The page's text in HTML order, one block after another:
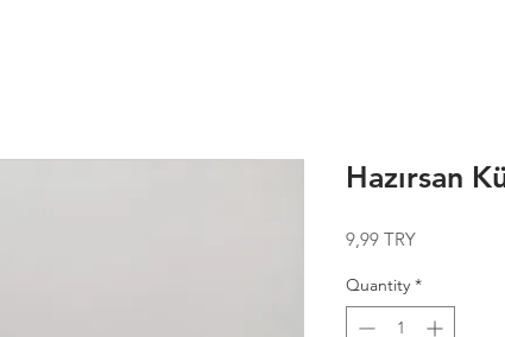
Hazırsan
9,99 TRYPrice
Quantity *